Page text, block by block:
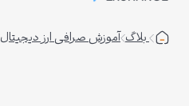
بلاگ آموزش صرافی ارز دیجیتال